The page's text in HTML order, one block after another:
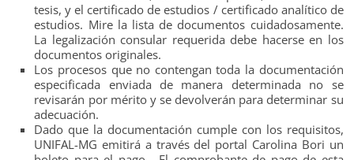
tesis, y el certificado de estudios / certificado analítico de
estudios. Mire la lista de documentos cuidadosamente.
La legalización consular requerida debe hacerse en los
documentos originales.
Los procesos que no contengan toda la documentación
especificada enviada de manera determinada no se
revisarán por mérito y se devolverán para determinar su
adecuación.
Dado que la documentación cumple con los requisitos,
UNIFAL-MG emitirá a través del portal Carolina Bori un